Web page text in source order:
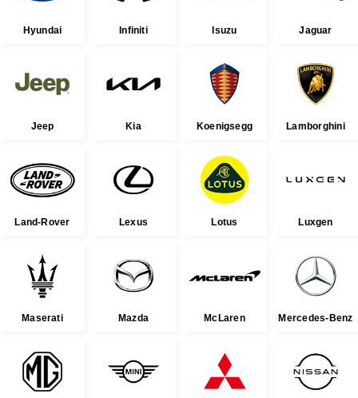
Hyundai Infiniti Isuzu Jaguar
Jeep Kia Koenigsegg Lamborghini
Land-Rover Lexus Lotus Luxgen
Maserati Mazda McLaren Mercedes-Benz